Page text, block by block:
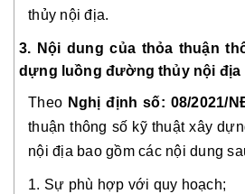
thủy nội địa.
3. Nội dung của thỏa thuận
dựng luồng đường thủy nội địa
Theo Nghị định số: 08/2021/
thuận thông số kỹ thuật xây
nội địa bao gồm các nội dung
1. Sự phù hợp với quy hoạch;